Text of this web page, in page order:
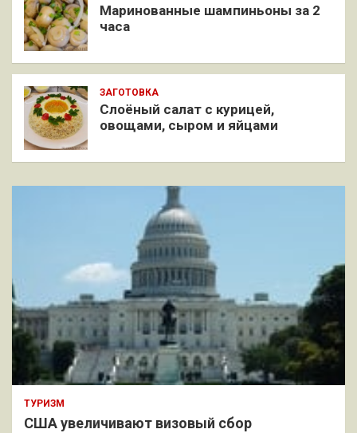
Маринованные шампиньоны за 2
часа
ЗАГОТОВКА
Слоёный салат с курицей,
овощами, сыром и яйцами
ТУРИЗМ
США увеличивают визовый сбор